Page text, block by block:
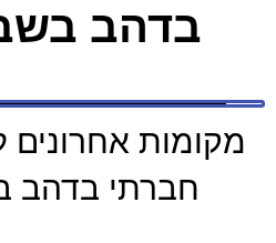
בדהב
מקומות אחרונים
חברתי בדהב